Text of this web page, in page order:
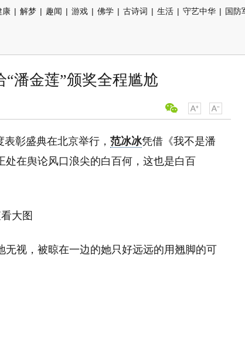
康 | 解梦 | 趣闻 | 游戏 | 佛学 | 古诗词 | 生活 | 守艺中华 | 国防
潘金莲”颁奖全程尴尬
彰盛典在北京举行， 范冰冰凭借《我不是潘
在舆论风口浪尖的白百何，这也是白百
视，被晾在一边的她只好远远的用翘脚的可